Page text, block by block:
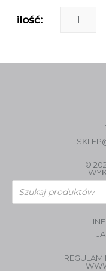
ilość:
©
Wyszukiwarka
produktów